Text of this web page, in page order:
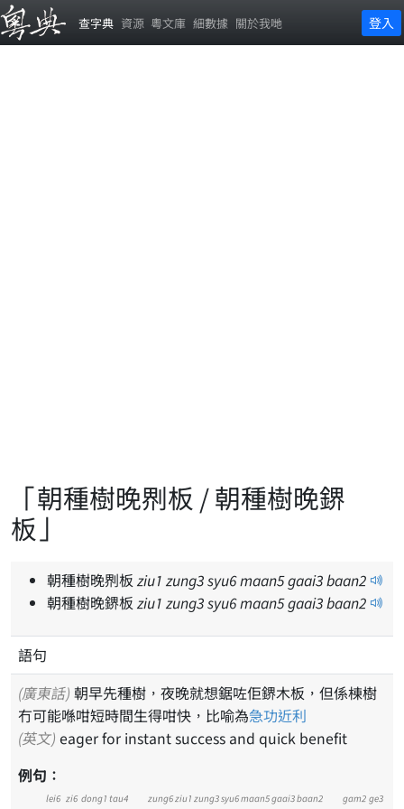
查字典 資源 粵文庫 細數據 關於我哋 登入
「朝種樹晚𠝹板 / 朝種樹晚鎅
板」
朝種樹晚𠝹板 ziu1 zung3syu6maan5gaai3baan2
朝種樹晚鎅板 ziu1 zung3syu6maan5gaai3baan2
語句
(廣東話)
冇可能喺咁短時間生得咁快，比喻為急功近利
(英文) eager for instant success and quick benefit
例句：
lei6 zi6 dong1 tau4 zung6 ziu1 zung3 syu6maan5gaai3baan2 gam2 ge3